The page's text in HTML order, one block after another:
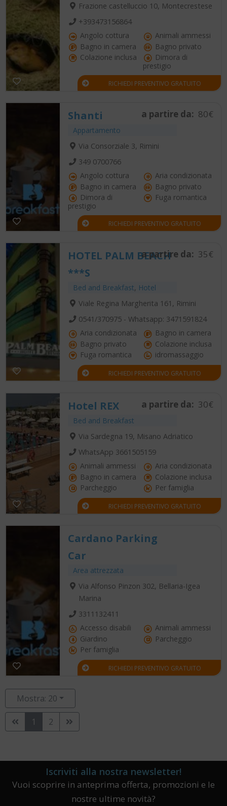
Frazione castelluccio 10, Montecrestese
+393473156864
Angolo cottura
Animali ammessi
Bagno in camera
Bagno privato
Colazione inclusa
Dimora di
prestigio
RICHIEDI PREVENTIVO GRATUITO
Shanti
Appartamento
a partire da: 80€
Via Consorziale 3, Rimini
349 0700766
Angolo cottura
Aria condizionata
Bagno in camera
Bagno privato
Dimora di
prestigio
Fuga romantica
RICHIEDI PREVENTIVO GRATUITO
HOTEL PALM BEACH
***S
Bed and Breakfast, Hotel
a partire da: 35€
Viale Regina Margherita 161, Rimini
0541/370975 - Whatsapp: 3471591824
Aria condizionata
Bagno in camera
Bagno privato
Colazione inclusa
Fuga romantica
idromassaggio
RICHIEDI PREVENTIVO GRATUITO
Hotel REX
Bed and Breakfast
a partire da: 30€
Via Sardegna 19, Misano Adriatico
WhatsApp 3661505159
Animali ammessi
Aria condizionata
Bagno in camera
Colazione inclusa
Parcheggio
Per famiglia
RICHIEDI PREVENTIVO GRATUITO
Cardano Parking
Car
Area attrezzata
Via Alfonso Pinzon 302, Bellaria-Igea
Marina
3311132411
Accesso disabili
Animali ammessi
Giardino
Parcheggio
Per famiglia
RICHIEDI PREVENTIVO GRATUITO
Mostra: 20
1 2
Iscriviti alla nostra newsletter!
Vuoi scoprire in anteprima offerta, promozioni e le
nostre ultime novità?